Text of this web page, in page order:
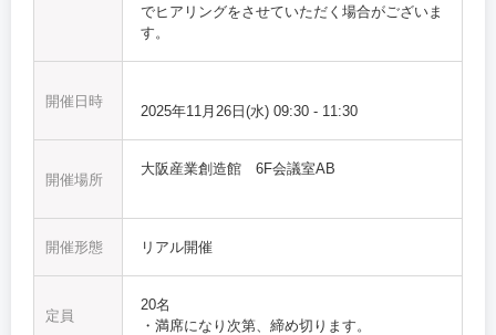
でヒアリングをさせていただく場合がございま
す。
開催日時
2025年11月26日(水) 09:30 - 11:30
開催場所
大阪産業創造館 6F会議室AB
開催形態 リアル開催
定員
20名
・満席になり次第、締め切ります。